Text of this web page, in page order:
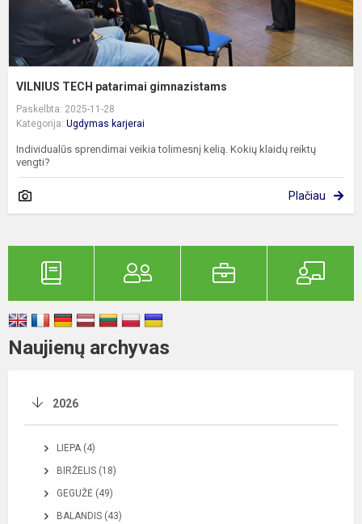
VILNIUS TECH patarimai gimnazistams
Paskelbta: 2025-11-28
Kategorija: Ugdymas karjerai
Individualūs sprendimai veikia tolimesnį kelią. Kokių klaidų reiktų
vengti?
Plačiau
Naujienų archyvas
2026
LIEPA (4)
BIRŽELIS (18)
GEGUŽĖ (49)
BALANDIS (43)